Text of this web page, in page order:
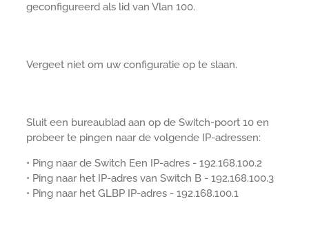
geconfigureerd als lid van Vlan 100.
Vergeet niet om uw configuratie op te slaan.
Sluit een bureaublad aan op de Switch-poort 10 en
probeer te pingen naar de volgende IP-adressen:
• Ping naar de Switch Een IP-adres - 192.168.100.2
• Ping naar het IP-adres van Switch B - 192.168.100.3
• Ping naar het GLBP IP-adres - 192.168.100.1